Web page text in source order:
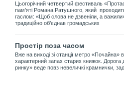
Цьогорічний четвертий фестиваль
пам’яті Романа Ратушного, який
гаслом: «Щоб слова не дзвеніли, а
традиційно об’єднав громадських
Простір поза часом
Вже на виході зі станції метро «Почайна»
характерний запах старих книжок. Дорога
ринку» веде повз невеличкі крамнички,